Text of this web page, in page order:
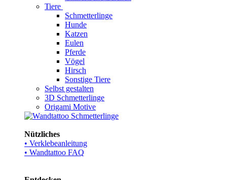
Tiere
Schmetterlinge
Hunde
Katzen
Eulen
Pferde
Vögel
Hirsch
Sonstige Tiere
Selbst gestalten
3D Schmetterlinge
Origami Motive
Nützliches
• Verklebeanleitung
• Wandtattoo FAQ